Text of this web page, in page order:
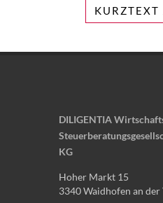
KURZTEXT
DILIGENTIA
KG
Hoher Markt 15
3340 Waidhofen an der